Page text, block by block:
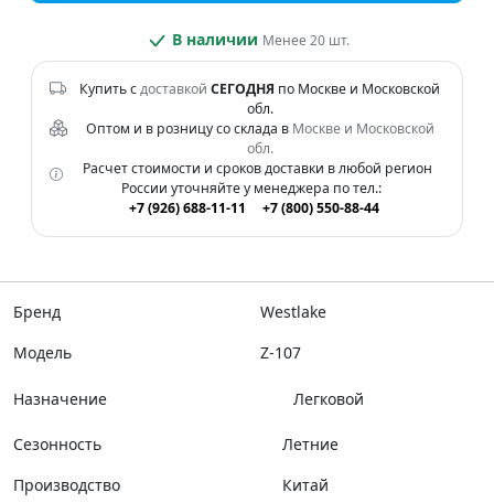
В наличии Менее 20 шт.
Купить сдоставкой СЕГОДНЯ по Москве и Московской
обл.
Оптом и в розницу со склада в Москве и Московской
обл.
Расчет стоимости и сроков доставки в любой регион
России уточняйте у менеджера по тел.:
+7 (926) 688-11-11
+7 (800) 550-88-44
Бренд
Westlake
Модель
Z-107
Назначение Легковой
Сезонность
Летние
Производство
Китай